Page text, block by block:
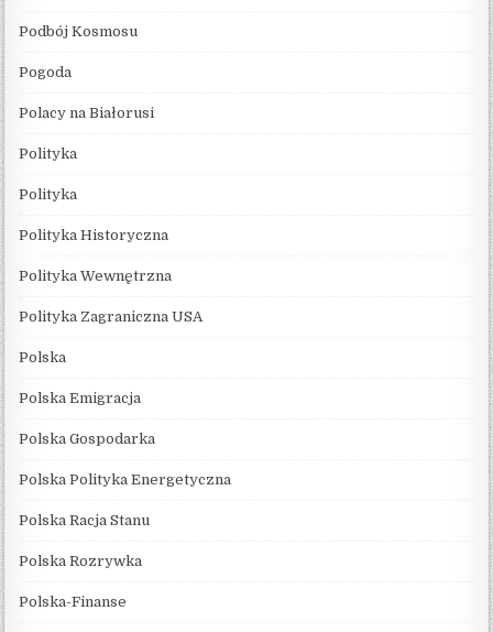
Podbój Kosmosu
Pogoda
Polacy na Białorusi
Polityka
Polityka
Polityka Historyczna
Polityka Wewnętrzna
Polityka Zagraniczna USA
Polska
Polska Emigracja
Polska Gospodarka
Polska Polityka Energetyczna
Polska Racja Stanu
Polska Rozrywka
Polska-Finanse